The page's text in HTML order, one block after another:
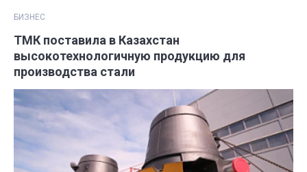
БИЗНЕС
ТМК поставила в Казахстан
высокотехнологичную продукцию для
производства стали